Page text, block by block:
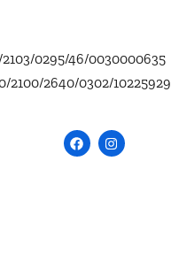
2103/0295/46/0030000635
2100/2640/0302/10225929